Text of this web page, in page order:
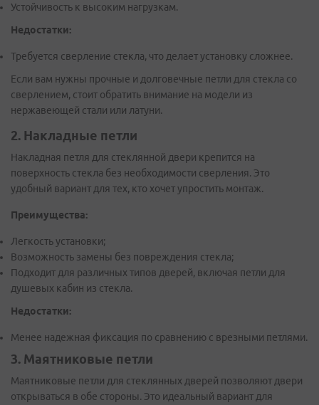
Устойчивость к высоким нагрузкам.
Недостатки:
Требуется сверление стекла, что делает установку сложнее.
Если вам нужны прочные и долговечные петли для стекла со
сверлением, стоит обратить внимание на модели из
нержавеющей стали или латуни.
2. Накладные петли
Накладная петля для стеклянной двери крепится на
поверхность стекла без необходимости сверления. Это
удобный вариант для тех, кто хочет упростить монтаж.
Преимущества:
Легкость установки;
Возможность замены без повреждения стекла;
Подходит для различных типов дверей, включая петли для
душевых кабин из стекла.
Недостатки:
Менее надежная фиксация по сравнению с врезными петлями.
3. Маятниковые петли
Маятниковые петли для стеклянных дверей позволяют двери
открываться в обе стороны. Это идеальный вариант для